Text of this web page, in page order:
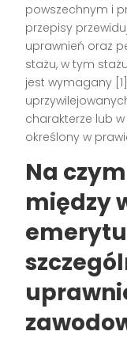
powszechnym i
przepisy
uprawnień oraz
stażu, w tym
jest wymagany
charakterze lub
określony w
Na
między